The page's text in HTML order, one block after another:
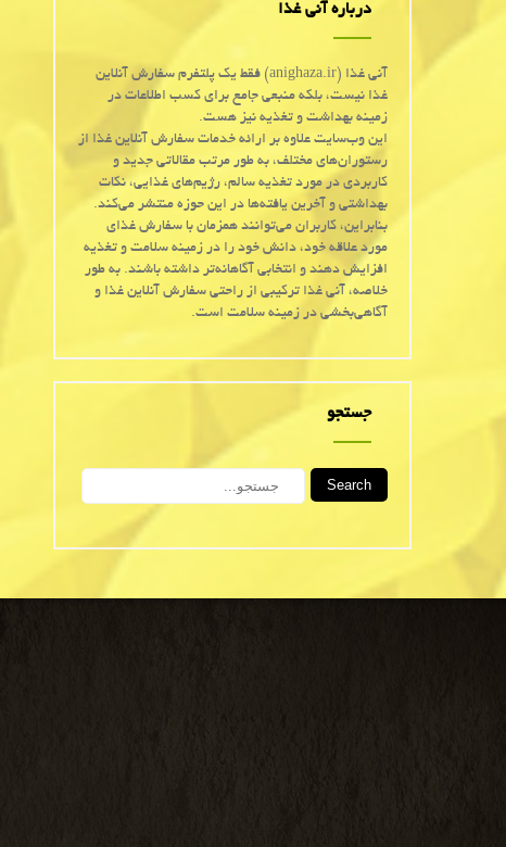
درباره آنی غذا
آنی غذا (anighaza.ir) فقط یک پلتفرم سفارش آنلاین
غذا نیست، بلکه منبعی جامع برای کسب اطلاعات در
زمینه بهداشت و تغذیه نیز هست.
این وب‌سایت علاوه بر ارائه خدمات سفارش آنلاین غذا از
رستوران‌های مختلف، به طور مرتب مقالاتی جدید و
کاربردی در مورد تغذیه سالم، رژیم‌های غذایی، نکات
بهداشتی و آخرین یافته‌ها در این حوزه منتشر می‌کند.
بنابراین، کاربران می‌توانند همزمان با سفارش غذای
مورد علاقه خود، دانش خود را در زمینه سلامت و تغذیه
افزایش دهند و انتخابی آگاهانه‌تر داشته باشند. به طور
خلاصه، آنی غذا ترکیبی از راحتی سفارش آنلاین غذا و
آگاهی‌بخشی در زمینه سلامت است.
جستجو
Search